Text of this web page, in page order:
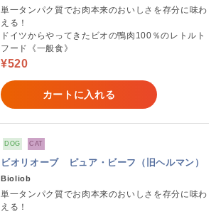
単一タンパク質でお肉本来のおいしさを存分に味わ
える！
ドイツからやってきたビオの鴨肉100％のレトルト
フード《一般食》
¥520
カートに入れる
DOG CAT
ビオリオーブ ピュア・ビーフ（旧ヘルマン）
Bioliob
単一タンパク質でお肉本来のおいしさを存分に味わ
える！